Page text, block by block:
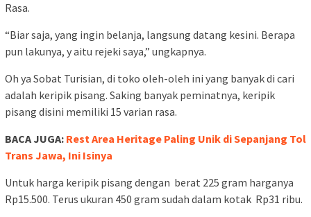
Rasa.
“Biar saja, yang ingin belanja, langsung datang kesini. Berapa
pun lakunya, y aitu rejeki saya,” ungkapnya.
Oh ya Sobat Turisian, di toko oleh-oleh ini yang banyak di cari
adalah keripik pisang. Saking banyak peminatnya, keripik
pisang disini memiliki 15 varian rasa.
BACA JUGA: Rest Area Heritage Paling Unik di Sepanjang Tol
Trans Jawa, Ini Isinya
Untuk harga keripik pisang dengan berat 225 gram harganya
Rp15.500. Terus ukuran 450 gram sudah dalam kotak Rp31 ribu.